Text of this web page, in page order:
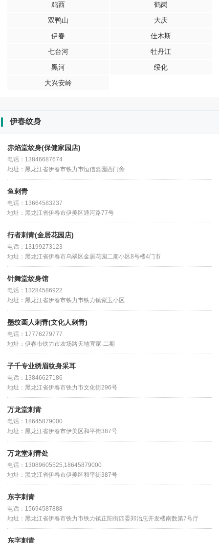
鸡西
鹤岗
双鸭山
大庆
伊春
佳木斯
七台河
牡丹江
黑河
绥化
大兴安岭
伊春纹身
赤焰堂纹身(保健家园店)
电话：13846687674
地址：黑龙江省伊春市铁力市恒信嘉园西门旁
鱼刺青
电话：13664583237
地址：黑龙江省伊春市伊美区通河路77号
行者刺青(金居花园店)
电话：13199273123
地址：黑龙江省伊春市乌翠区金居花园二期小区8号楼4门市
针舞堂纹身馆
电话：13284586922
地址：黑龙江省伊春市铁力市铁力镇紫玉小区
墨纹画人刺青(文化人刺青)
电话：17776279777
地址：伊春市铁力市农场路天地宜家-二期
子千专业绣眉纹身采耳
电话：13846627186
地址：黑龙江省伊春市铁力市文化街296号
万龙堂刺青
电话：18645879000
地址：黑龙江省伊春市伊美区和平街387号
万龙堂刺青处
电话：13089605525,18645879000
地址：黑龙江省伊春市伊美区和平街387号
东字刺青
电话：15694587888
地址：黑龙江省伊春市铁力市铁力镇正阳街四委郑治忠开发楼南数第7号厅
东字刺青